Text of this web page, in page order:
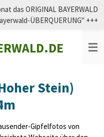
das ORIGINAL BAYERWALD
ÜBERQUERUNG" +++
Stein)
Gipfelfotos von